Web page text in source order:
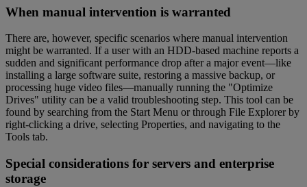
When manual intervention is warranted
There are, however, specific scenarios where manual intervention
might be warranted. If a user with an HDD-based machine reports a
sudden and significant performance drop after a major event—like
installing a large software suite, restoring a massive backup, or
processing huge video files—manually running the "Optimize
Drives" utility can be a valid troubleshooting step. This tool can be
found by searching from the Start Menu or through File Explorer by
right-clicking a drive, selecting Properties, and navigating to the
Tools tab.
Special considerations for servers and enterprise
storage